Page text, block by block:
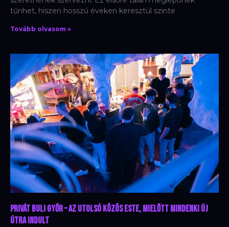
tűnhet, hiszen hosszú éveken keresztül szinte
Tovább olvasom »
Privát buli Győr – Az utolsó közös este, mielőtt mindenki új
útra indult